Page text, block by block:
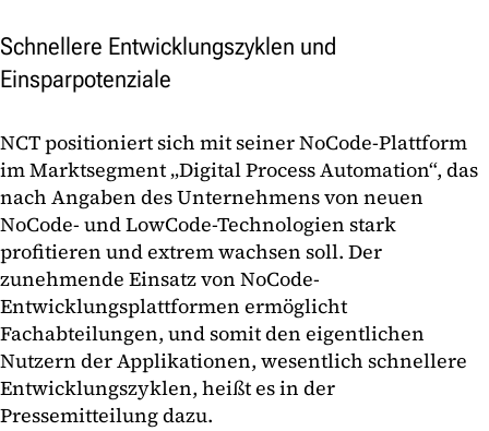
Schnellere Entwicklungszyklen und
Einsparpotenziale
NCT positioniert sich mit seiner NoCode-Plattform
im Marktsegment „Digital Process Automation“, das
nach Angaben des Unternehmens von neuen
NoCode- und LowCode-Technologien stark
profitieren und extrem wachsen soll. Der
zunehmende Einsatz von NoCode-
Entwicklungsplattformen ermöglicht
Fachabteilungen, und somit den eigentlichen
Nutzern der Applikationen, wesentlich schnellere
Entwicklungszyklen, heißt es in der
Pressemitteilung dazu.